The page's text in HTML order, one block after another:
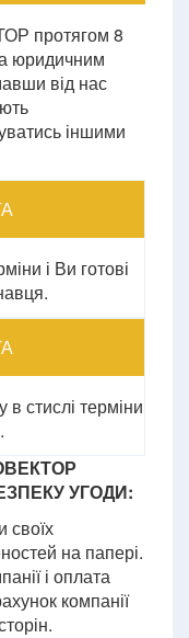
протягом 8
юридичним
від нас
іншими
і Ви готові
стислі терміни
УГОДИ:
своїх
на папері.
і оплата
компанії